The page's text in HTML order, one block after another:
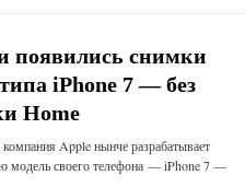
появились снимки
iPhone 7 — без
Home
Apple нынче разрабатывает
модель своего телефона — iPhone 7 —